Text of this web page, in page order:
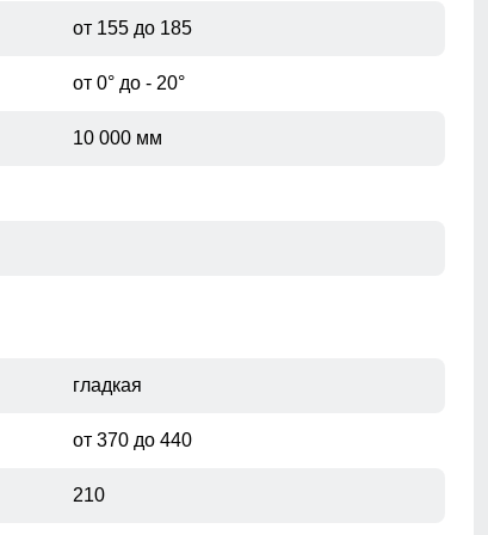
от 155 до 185
от 0° до - 20°
10 000 мм
гладкая
от 370 до 440
210